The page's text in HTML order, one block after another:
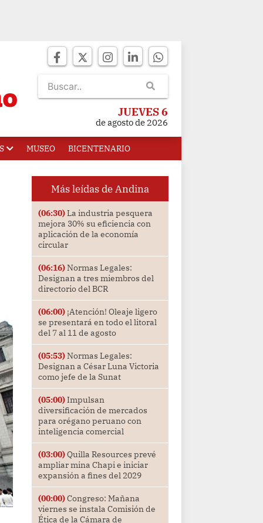
JUEVES 6
de agosto de 2026
MUSEO BICENTENARIO
Más leídas de Andina
(06:30)La industria pesquera
mejora 30% su eficiencia con
aplicación de la economía
circular
(06:16)Normas Legales:
Designan a tres miembros del
directorio del BCR
(06:00)¡Atención! Oleaje ligero
se presentará en todo el litoral
del 7 al 11 de agosto
(05:53)Normas Legales:
Designan a César Luna Victoria
como jefe de la Sunat
(05:00)Impulsan
diversificación de mercados
para orégano peruano con
inteligencia comercial
(03:00)Quilla Resources prevé
ampliar mina Chapi e iniciar
expansión a fines del 2029
(00:00)Congreso: Mañana
viernes se instala Comisión de
Ética de la Cámara de